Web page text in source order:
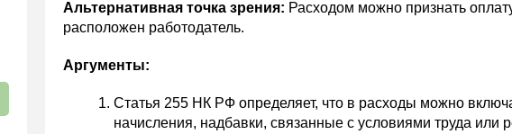
Альтернативная точка зрения: Расходом можно признать
расположен работодатель.
Аргументы:
Статья 255 НК РФ определяет, что в расходы можно
начисления, надбавки, связанные с условиями труда